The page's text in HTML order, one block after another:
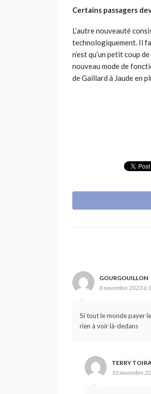
Certains passagers
L’autre nouveauté
technologiquement. Il
n’est qu’un petit coup
nouveau mode de
de Gaillard à Jaude en
GOURGOUILLON
8 novembre 2023 à
Si tout le monde payer
rien à voir là-dedans
TERRY
10 novembre